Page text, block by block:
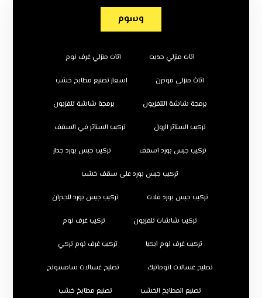
وسوم
اثاث منزلي حديث اثاث منزلي غرف نوم
اثاث منزلي مودرن اسعار تصنيع مطابخ خشب
برمجة شاشة التلفزيون برمجة شاشة تلفزيون
تركيب الستائر الرول تركيب الستائر في السقف
تركيب جبس بورد اسقف تركيب جبس بورد جدار
تركيب جبس بورد على سقف خشب
تركيب جبس بورد فلات تركيب جبس بورد للجدران
تركيب شاشات تلفزيون تركيب غرف نوم
تركيب غرف نوم ايكيا تركيب غرف نوم تركي
تصليح غسالات اتوماتيك تصليح غسالات سامسونج
تصنيع المطابخ الخشب تصنيع مطابخ خشب